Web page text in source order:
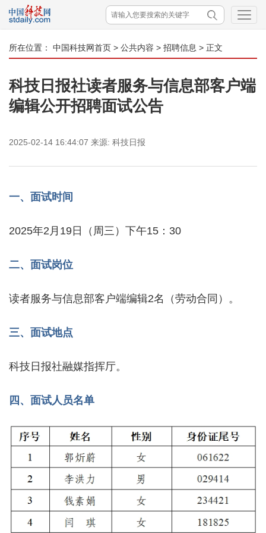
所在位置： 中国科技网首页 > 公共内容 > 招聘信息 > 正文
科技日报社读者服务与信息部客户端
编辑公开招聘面试公告
2025-02-14 16:44:07 来源: 科技日报
一、面试时间
2025年2月19日（周三）下午15：30
二、面试岗位
读者服务与信息部客户端编辑2名（劳动合同）。
三、面试地点
科技日报社融媒指挥厅。
四、面试人员名单